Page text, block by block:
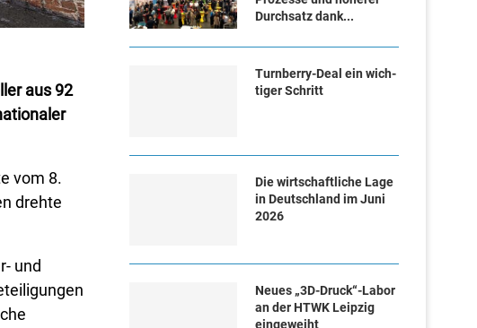
aus 92
vom 8.
drehte
und
Durchsatz dank...
Turn­ber­ry-Deal ein wich­
ti­ger Schritt
Die wirtschaftliche Lage
in Deutschland im Juni
2026
Neues „3D-Druck“-Labor
an der HTWK Leipzig
eingeweiht